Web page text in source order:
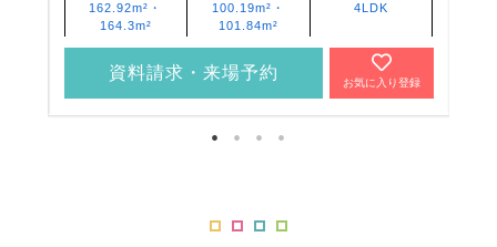
162.92m²・
164.3m²
100.19m²・
101.84m²
4LDK
資料請求・来場予約
お気に入り登録